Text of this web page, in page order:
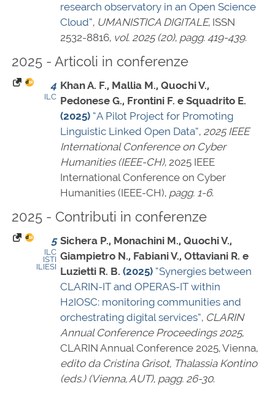
research observatory in an Open Science
Cloud”, UMANISTICA DIGITALE, ISSN
2532-8816, vol. 2025 (20), pagg. 419-439.
2025 - Articoli in conferenze
4
ILC
Khan A. F., Mallia M., Quochi V.,
Pedonese G., Frontini F. e Squadrito E.
(2025) “A Pilot Project for Promoting
Linguistic Linked Open Data”, 2025 IEEE
International Conference on Cyber
Humanities (IEEE-CH), 2025 IEEE
International Conference on Cyber
Humanities (IEEE-CH), pagg. 1-6.
2025 - Contributi in conferenze
5
ILC
ISTI
ILIESI
Sichera P., Monachini M., Quochi V.,
Giampietro N., Fabiani V., Ottaviani R. e
Luzietti R. B. (2025) “Synergies between
CLARIN-IT and OPERAS-IT within
H2IOSC: monitoring communities and
orchestrating digital services”, CLARIN
Annual Conference Proceedings 2025,
CLARIN Annual Conference 2025, Vienna,
edito da Cristina Grisot, Thalassia Kontino
(eds.) (Vienna, AUT), pagg. 26-30.